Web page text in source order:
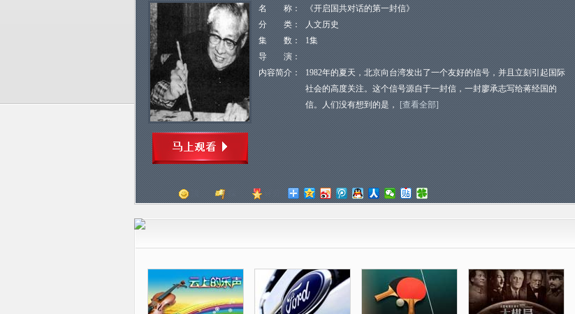
名 称：
《开启国共对话的第一封信》
分 类：
人文历史
集 数：
1集
导 演：
内容简介：
1982年的夏天，北京向台湾发出了一个友好的信号，并且立刻引起国际
社会的高度关注。这个信号源自于一封信，一封廖承志写给蒋经国的
信。人们没有想到的是，
[查看全部]